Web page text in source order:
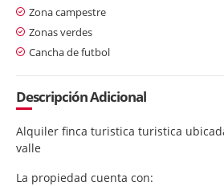
Zona campestre
Zonas verdes
Cancha de futbol
Descripción Adicional
Alquiler finca turistica turistica
valle
La propiedad cuenta con: